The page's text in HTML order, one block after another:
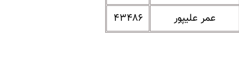
عمر علیپور ۴۳۴۸۶